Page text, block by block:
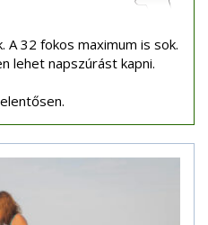
A 32 fokos maximum is sok.
lehet napszúrást kapni.